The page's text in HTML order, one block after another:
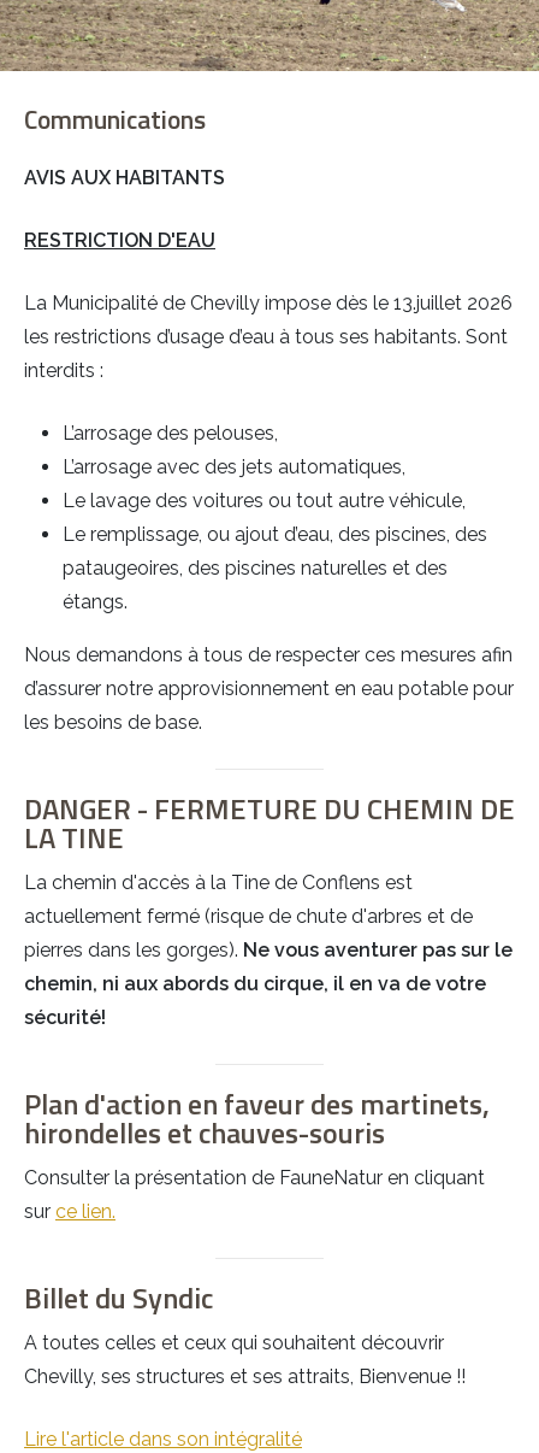
Communications
AVIS AUX HABITANTS
RESTRICTION D'EAU
La Municipalité de Chevilly impose dès le 13.juillet 2026
les restrictions d’usage d’eau à tous ses habitants. Sont
interdits :
L’arrosage des pelouses,
L’arrosage avec des jets automatiques,
Le lavage des voitures ou tout autre véhicule,
Le remplissage, ou ajout d’eau, des piscines, des
pataugeoires, des piscines naturelles et des
étangs.
Nous demandons à tous de respecter ces mesures afin
d’assurer notre approvisionnement en eau potable pour
les besoins de base.
DANGER - FERMETURE DU CHEMIN DE
LA TINE
La chemin d'accès à la Tine de Conflens est
actuellement fermé (risque de chute d'arbres et de
pierres dans les gorges). Ne vous aventurer pas sur le
chemin, ni aux abords du cirque, il en va de votre
sécurité!
Plan d'action en faveur des martinets,
hirondelles et chauves-souris
Consulter la présentation de FauneNatur en cliquant
sur ce lien.
Billet du Syndic
A toutes celles et ceux qui souhaitent découvrir
Chevilly, ses structures et ses attraits, Bienvenue !!
Lire l'article dans son intégralité